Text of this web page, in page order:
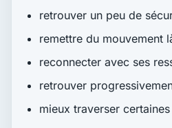
retrouver un peu de
remettre du mouvement
reconnecter avec ses
retrouver
mieux traverser